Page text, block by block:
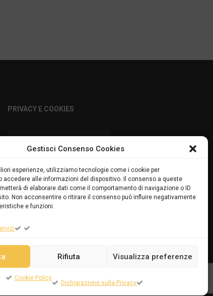
Gestisci Consenso Cookies
esperienze, utilizziamo tecnologie come i cookie per
accedere alle informazioni del dispositivo. Il consenso a queste
di elaborare dati come il comportamento di navigazione o ID
Non acconsentire o ritirare il consenso può influire negativamente
e funzioni.
Rifiuta Visualizza preferenze
Cookie Policy
Dichiarazione sulla Privacy
PRIVACY E COOKIES
PRIVACY (UE)
COOKIE POLICY (UE)
Powered byENKEY